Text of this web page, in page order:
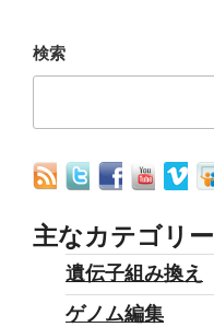
で
き
く
な
る！？
種
ペ
ー
ジ
り
ジ
検索
主なカテゴリー
遺伝子組み換え
ゲノム編集